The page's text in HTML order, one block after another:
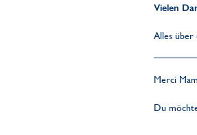
Vielen
Alles über
Merci
Du